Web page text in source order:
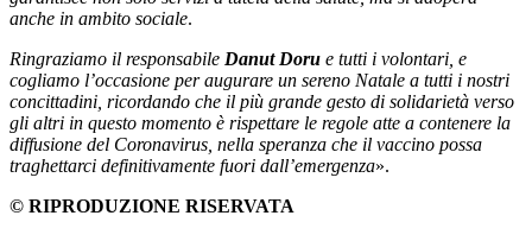
anche in ambito sociale.
Ringraziamo il responsabile Danut Doru e tutti i volontari, e
cogliamo l’occasione per augurare un sereno Natale a tutti i nostri
concittadini, ricordando che il più grande gesto di solidarietà verso
gli altri in questo momento è rispettare le regole atte a contenere la
diffusione del Coronavirus, nella speranza che il vaccino possa
traghettarci definitivamente fuori dall’emergenza».
© RIPRODUZIONE RISERVATA